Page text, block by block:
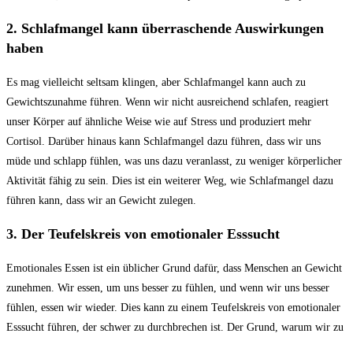
2. Schlafmangel kann überraschende Auswirkungen
haben
Es mag vielleicht seltsam klingen, aber Schlafmangel kann auch zu
Gewichtszunahme führen. Wenn wir nicht ausreichend schlafen, reagiert
unser Körper auf ähnliche Weise wie auf Stress und produziert mehr
Cortisol. Darüber hinaus kann Schlafmangel dazu führen, dass wir uns
müde und schlapp fühlen, was uns dazu veranlasst, zu weniger körperlicher
Aktivität fähig zu sein. Dies ist ein weiterer Weg, wie Schlafmangel dazu
führen kann, dass wir an Gewicht zulegen.
3. Der Teufelskreis von emotionaler Esssucht
Emotionales Essen ist ein üblicher Grund dafür, dass Menschen an Gewicht
zunehmen. Wir essen, um uns besser zu fühlen, und wenn wir uns besser
fühlen, essen wir wieder. Dies kann zu einem Teufelskreis von emotionaler
Esssucht führen, der schwer zu durchbrechen ist. Der Grund, warum wir zu